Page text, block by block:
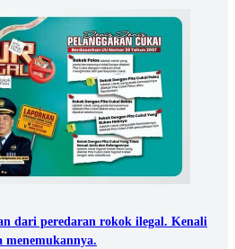
dari peredaran rokok ilegal. Kenali